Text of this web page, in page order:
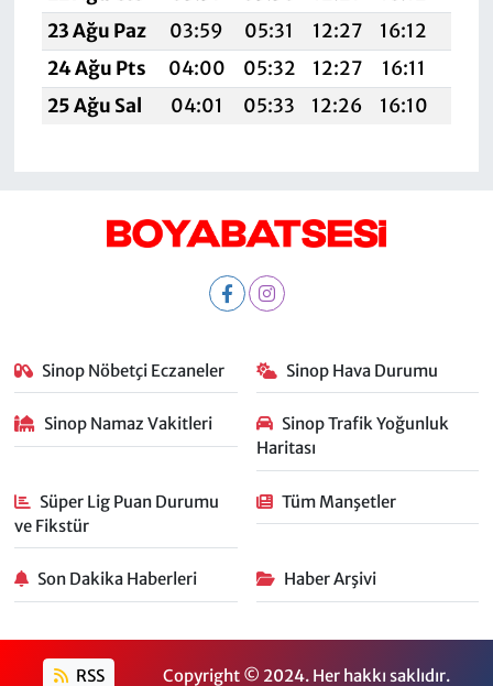
23 Ağu Paz
03:59 05:31 12:27 16:12
24 Ağu Pts
04:00 05:32 12:27 16:11
25 Ağu Sal
04:01 05:33 12:26 16:10
Sinop Nöbetçi Eczaneler Sinop Hava Durumu
Sinop Namaz Vakitleri
Sinop Trafik Yoğunluk
Haritası
Süper Lig Puan Durumu
ve Fikstür
Tüm Manşetler
Son Dakika Haberleri Haber Arşivi
RSS Copyright © 2024. Her hakkı saklıdır.